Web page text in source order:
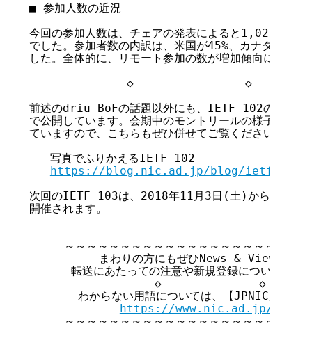
■ 参加人数の近況
今回の参加人数は、チェアの発表によると1,020名で
でした。参加者数の内訳は、米国が45%、カナダが8%
した。全体的に、リモート参加の数が増加傾向にあるよ
◇                ◇
前述のdriu BoFの話題以外にも、IETF 102のフォト
で公開しています。会期中のモントリールの様子を、
ていますので、こちらもぜひ併せてご覧ください。
   写真でふりかえるIETF 102
https://blog.nic.ad.jp/blog/ietf102-
次回のIETF 103は、2018年11月3日(土)から9日(金)
開催されます。
～～～～～～～～～～～～～～～～～～～～～～
まわりの方にもぜひNews & Viewsをオ
転送にあたっての注意や新規登録については文
◇              ◇
わからない用語については、【JPNIC用語集
https://www.nic.ad.jp/ja/
～～～～～～～～～～～～～～～～～～～～～～